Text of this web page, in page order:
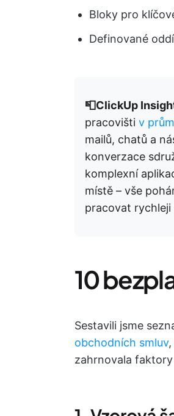
Bloky pro
Definované
📮ClickUp
pracovišti v
mailů, chatů a
konverzace
komplexní
místě – vše
pracovat rychleji
10
Sestavili jsme
obchodních smluv,
zahrnovala